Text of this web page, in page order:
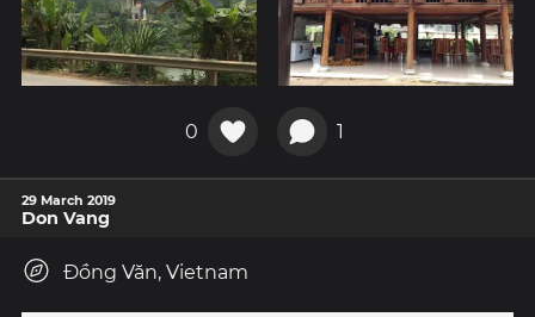
0 1
29 March 2019
Don Vang
Đồng Văn, Vietnam